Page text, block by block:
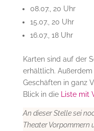
08.07., 20 Uhr
15.07., 20 Uhr
16.07., 18 Uhr
Karten sind auf der
erhältlich.
Geschäften in ganz
Blick in die
Liste mit
An dieser Stelle sei
Theater Vorpommern